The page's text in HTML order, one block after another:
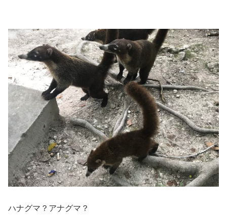
ハナグマ？アナグマ？